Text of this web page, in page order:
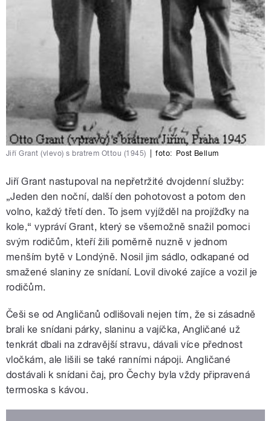
Jiří Grant (vlevo) s bratrem Ottou (1945) foto: Post Bellum
Jiří Grant nastupoval na nepřetržité dvojdenní služby:
„Jeden den noční, další den pohotovost a potom den
volno, každý třetí den. To jsem vyjížděl na projížďky na
kole,“ vypráví Grant, který se všemožně snažil pomoci
svým rodičům, kteří žili poměrně nuzně v jednom
menším bytě v Londýně. Nosil jim sádlo, odkapané od
smažené slaniny ze snídaní. Lovil divoké zajíce a vozil je
rodičům.
Češi se od Angličanů odlišovali nejen tím, že si zásadně
brali ke snídani párky, slaninu a vajíčka, Angličané už
tenkrát dbali na zdravější stravu, dávali více přednost
vločkám, ale lišili se také ranními nápoji. Angličané
dostávali k snídani čaj, pro Čechy byla vždy připravená
termoska s kávou.